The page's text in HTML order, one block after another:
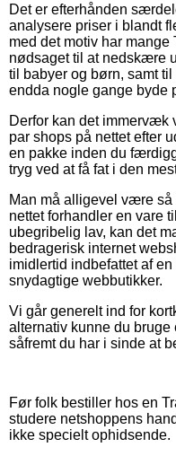
Det er efterhånden
analysere priser i blandt
med det motiv har
nødsaget til at nedskære
til babyer og børn, samt
endda nogle gange byde
Derfor kan det immervæk
par shops på nettet efter
en pakke inden du
tryg ved at få fat i den
Man må alligevel være så
nettet forhandler en vare
ubegribelig lav, kan det
bedragerisk internet
imidlertid indbefattet af
snydagtige webbutikker.
Vi går generelt ind for
alternativ kunne du
såfremt du har i sinde at
Før folk bestiller hos en
studere netshoppens
ikke specielt ophidsende.